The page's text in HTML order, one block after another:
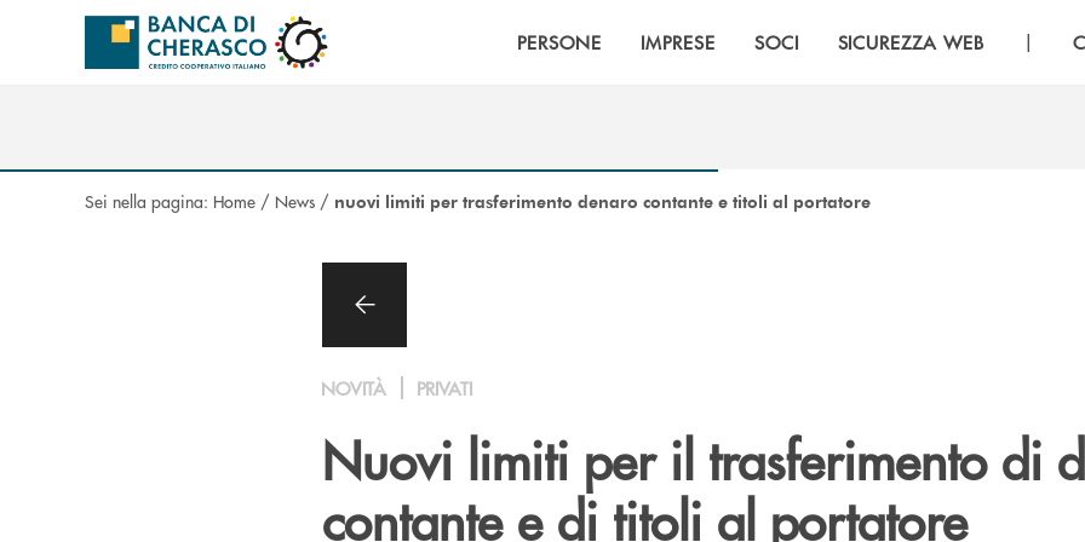
Salta al contenuto principale
PERSONE IMPRESE SOCI SICUREZZA WEB |
Sei nella pagina: Home / News / nuovi limiti per trasferimento denaro contante e titoli al portatore
NOVITÀ PRIVATI
Nuovi limiti per il trasferimento di
contante e di titoli al portatore